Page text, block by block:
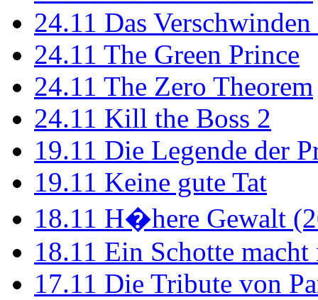
24.11 Das
24.11 The Green Prince
24.11 The Zero Theorem
24.11 Kill the Boss 2
19.11 Die Legende der
19.11 Keine gute Tat
18.11 H�here Gewalt
18.11 Ein Schotte
17.11 Die Tribute von